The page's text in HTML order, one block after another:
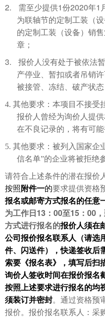
2. 需至少提供1份2020年1
为联轴节的定制工装（
的定制工装（设备）销
章；
3. 报价人 没有处于被依法
产停业、暂扣或者吊销
被接管、冻结、破产状态
4. 其他要求： 本项目不接受
报价 人曾经为询价人提
在不良记录的，将有可能
5. 其他要求：被列入国家企
信名单”的企业将被拒绝
请符合上述条件的潜在报价
按照附件一的要求提供资格
报名或邮寄方式报名的任意
为工作日 13 ： 00至15 ： 00
方式进行报名的报价人须在
公司报价报名联系人（请选
件、闪送件），快递签收后
索要《报名表》，填写后扫
询价人签收时间在报价报名
按照上述要求进行报名的均
须装订并密封。通过资格预
报价。报价报名联系人：采